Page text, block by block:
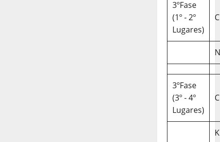
3ºFase
(1º - 2º
Lugares)
3ºFase
(3º - 4º
Lugares)